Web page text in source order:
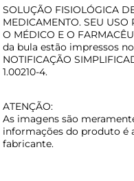
SOLUÇÃO FISIOLÓGICA
MEDICAMENTO. SEU USO
O MÉDICO E O
da bula estão impressos
NOTIFICAÇÃO
1.00210-4.
ATENÇÃO:
As imagens são
informações do produto é
fabricante.